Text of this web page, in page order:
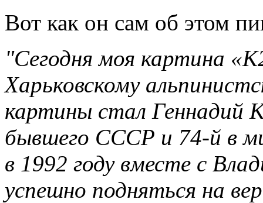
Вот как он сам об этом
"Сегодня моя картина
Харьковскому
картины стал Геннадий
бывшего СССР и 74-й в
в 1992 году вместе с
успешно подняться на